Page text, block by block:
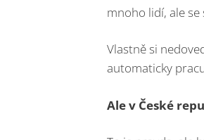
mnoho lidí, ale se
Vlastně si
automaticky
Ale v České